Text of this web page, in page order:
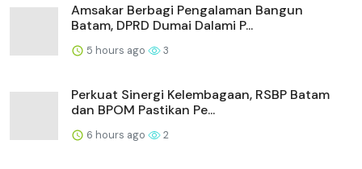
Amsakar Berbagi Pengalaman Bangun
Batam, DPRD Dumai Dalami P...
5 hours ago 3
Perkuat Sinergi Kelembagaan, RSBP Batam
dan BPOM Pastikan Pe...
6 hours ago 2